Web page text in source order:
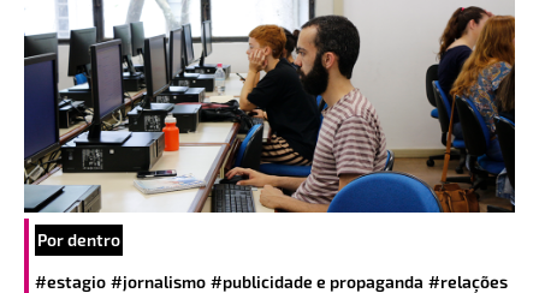
Por dentro
#estagio #jornalismo #publicidade e propaganda #relações